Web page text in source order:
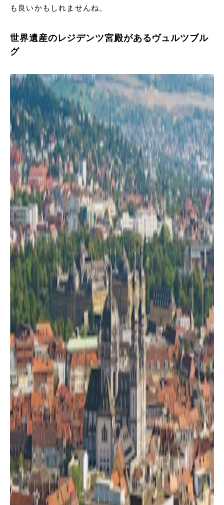
も良いかもしれませんね。
世界遺産のレジデンツ宮殿があるヴュルツブル
グ